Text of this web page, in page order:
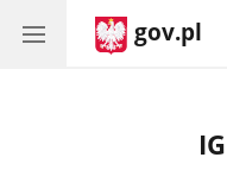
gov.pl